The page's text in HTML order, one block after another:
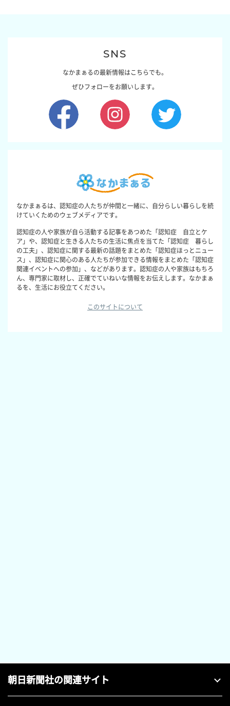
SNS
なかまぁるの最新情報はこちらでも。
ぜひフォローをお願いします。
なかまぁるは、認知症の人たちが仲間と一緒に、自分らしい暮らしを続
けていくためのウェブメディアです。
認知症の人や家族が自ら活動する記事をあつめた「認知症 自立とケ
ア」や、認知症と生きる人たちの生活に焦点を当てた「認知症 暮らし
の工夫」、認知症に関する最新の話題をまとめた「認知症ほっとニュー
ス」、認知症に関心のある人たちが参加できる情報をまとめた「認知症
関連イベントへの参加」、などがあります。認知症の人や家族はもちろ
ん、専門家に取材し、正確でていねいな情報をお伝えします。なかまぁ
るを、生活にお役立てください。
このサイトについて
朝日新聞社の関連サイト